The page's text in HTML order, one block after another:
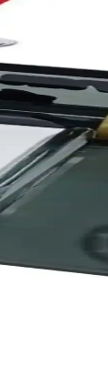
masa düzeni
özellikleriyle
günlük
hale getirir. 9